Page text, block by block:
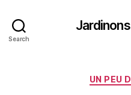
Search
UN PEU